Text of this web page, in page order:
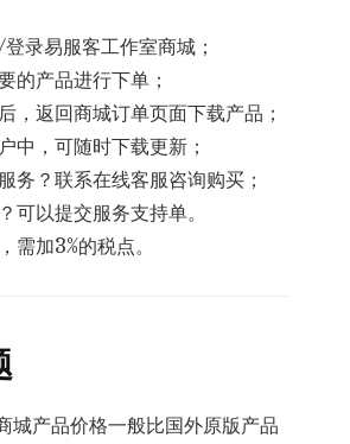
录易服客工作室商城；
的产品进行下单；
，返回商城订单页面下载产品；
中，可随时下载更新；
务？联系在线客服咨询购买；
可以提交服务支持单。
需加3%的税点。
城产品价格一般比国外原版产品